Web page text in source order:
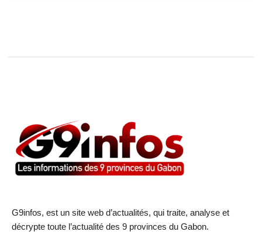
G9infos, est un site web d’actualités, qui traite, analyse et
décrypte toute l’actualité des 9 provinces du Gabon.